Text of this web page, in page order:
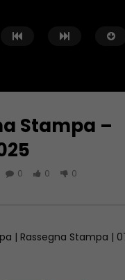
– 06/08/2026
Stampa –
0 0 0
| Rassegna Stampa |